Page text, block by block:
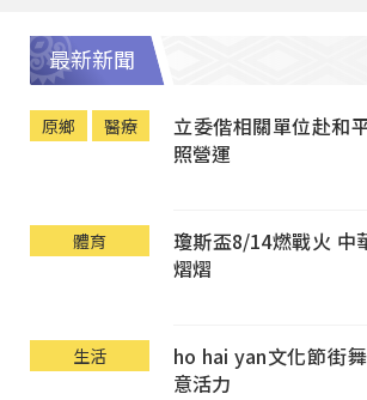
最新新聞
原鄉 醫療
立委偕相關單位赴和
照營運
體育
瓊斯盃8/14燃戰火 中
熠熠
生活
ho hai yan文化節街
意活力